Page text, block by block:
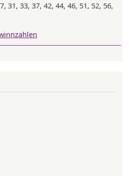
31, 33, 37, 42, 44, 46, 51, 52, 56,